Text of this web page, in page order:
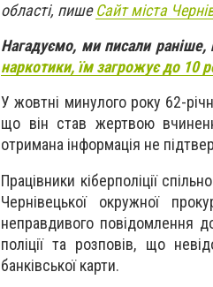
області, пишеСайт міста
Нагадуємо, ми писали
наркотики, їм загрожує до 10
У жовтні минулого року 62-
що він став жертвою
отримана інформація не
Працівники кіберполіції
Чернівецької окружної
неправдивого повідомлення
поліції та розповів, що
банківської карти.